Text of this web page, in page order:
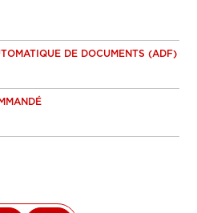
DE DOCUMENTS (ADF)